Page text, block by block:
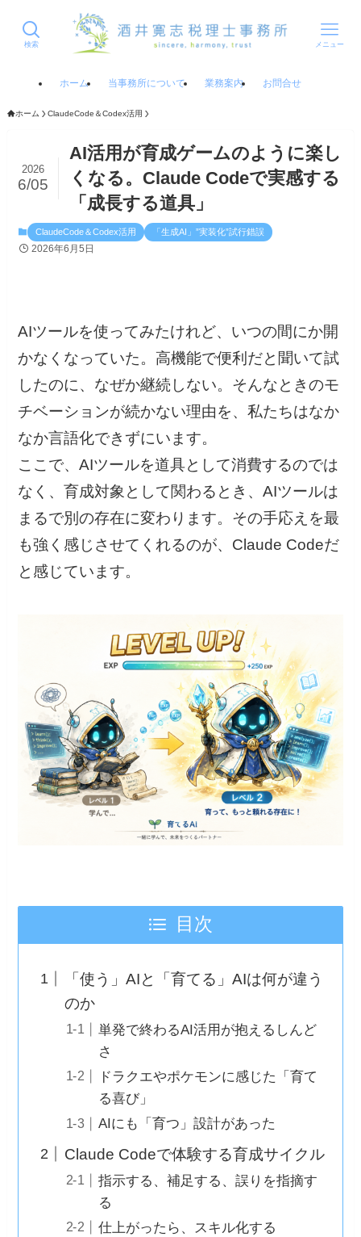
検索 メニュー
ホーム 当事務所について 業務案内 お問合せ
ホーム ClaudeCode＆Codex活用
AI活用が育成ゲームのように楽し
くなる。Claude Codeで実感する
「成長する道具」
2026
6/05
ClaudeCode＆Codex活用 「生成AI」”実装化”試行錯誤
2026年6月5日
AIツールを使ってみたけれど、いつの間にか開
かなくなっていた。高機能で便利だと聞いて試
したのに、なぜか継続しない。そんなときのモ
チベーションが続かない理由を、私たちはなか
なか言語化できずにいます。
ここで、AIツールを道具として消費するのでは
なく、育成対象として関わるとき、AIツールは
まるで別の存在に変わります。その手応えを最
も強く感じさせてくれるのが、Claude Codeだ
と感じています。
目次
「使う」AIと「育てる」AIは何が違う
のか
単発で終わるAI活用が抱えるしんど
さ
ドラクエやポケモンに感じた「育て
る喜び」
AIにも「育つ」設計があった
Claude Codeで体験する育成サイクル
指示する、補足する、誤りを指摘す
る
仕上がったら、スキル化する